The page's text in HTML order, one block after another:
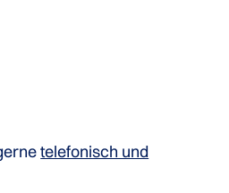
telefonisch und